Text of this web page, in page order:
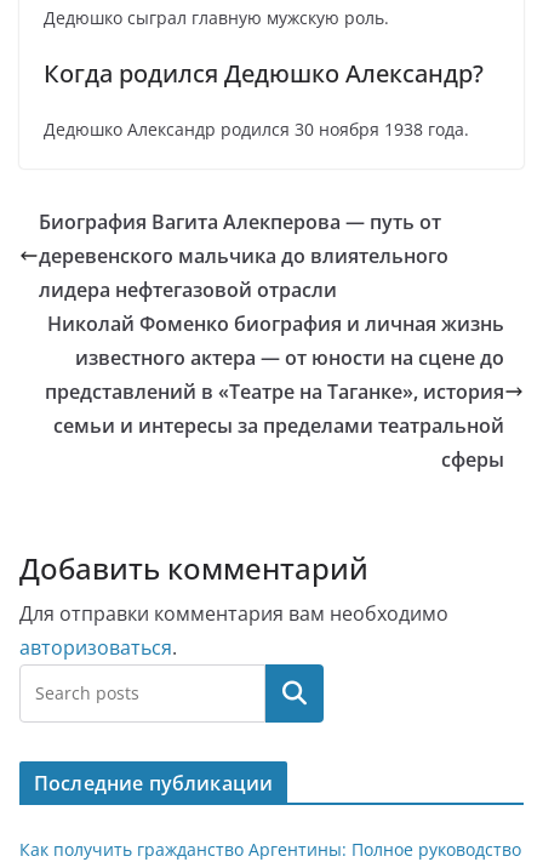
Дедюшко сыграл главную мужскую роль.
Когда родился Дедюшко Александр?
Дедюшко Александр родился 30 ноября 1938 года.
Биография Вагита Алекперова — путь от
деревенского мальчика до влиятельного
лидера нефтегазовой отрасли
Николай Фоменко биография и личная жизнь
известного актера — от юности на сцене до
представлений в «Театре на Таганке», история
семьи и интересы за пределами театральной
сферы
Добавить комментарий
Для отправки комментария вам необходимо
авторизоваться.
Поиск
Последние публикации
Как получить гражданство Аргентины: Полное руководство